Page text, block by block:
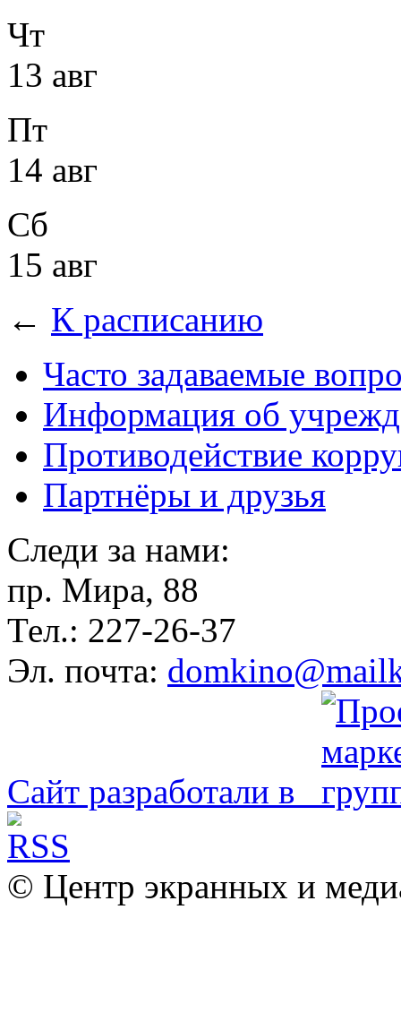
Чт
13 авг
Пт
14 авг
Сб
15 авг
← К расписанию
Часто задаваемые
Информация об
Противодействие
Партнёры и друзья
Следи за нами:
пр. Мира, 88
Тел.: 227-26-37
Эл. почта:
Сайт разработали в
© Центр экранных и